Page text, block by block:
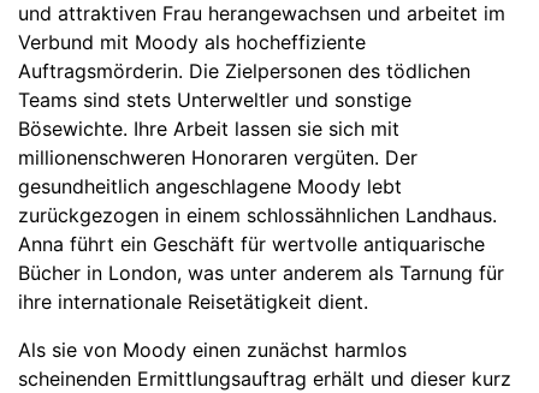
und attraktiven Frau herangewachsen und arbeitet im
Verbund mit Moody als hocheffiziente
Auftragsmörderin. Die Zielpersonen des tödlichen
Teams sind stets Unterweltler und sonstige
Bösewichte. Ihre Arbeit lassen sie sich mit
millionenschweren Honoraren vergüten. Der
gesundheitlich angeschlagene Moody lebt
zurückgezogen in einem schlossähnlichen Landhaus.
Anna führt ein Geschäft für wertvolle antiquarische
Bücher in London, was unter anderem als Tarnung für
ihre internationale Reisetätigkeit dient.
Als sie von Moody einen zunächst harmlos
scheinenden Ermittlungsauftrag erhält und dieser kurz